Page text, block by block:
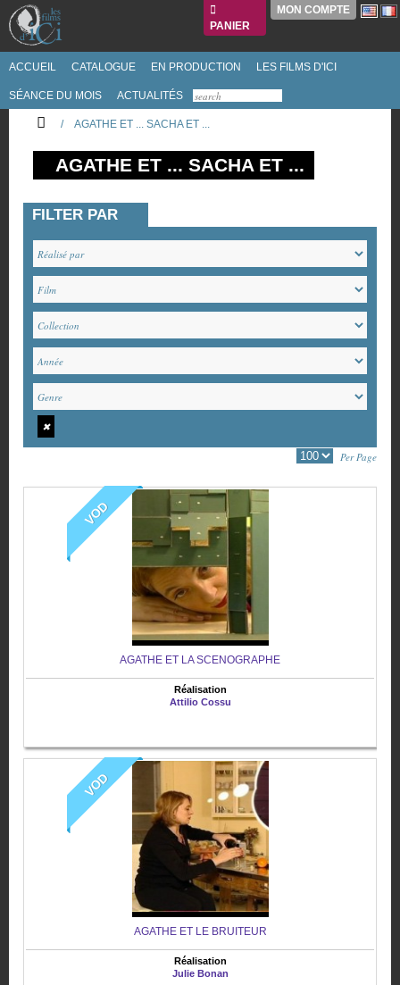
PANIER
MON COMPTE
ACCUEIL CATALOGUE EN PRODUCTION LES FILMS D'ICI
SÉANCE DU MOIS ACTUALITÉS
/ AGATHE ET ... SACHA ET ...
AGATHE ET ... SACHA ET ...
FILTER PAR
✖
Per Page
VOD
AGATHE ET LA SCENOGRAPHE
Réalisation
Attilio Cossu
VOD
AGATHE ET LE BRUITEUR
Réalisation
Julie Bonan